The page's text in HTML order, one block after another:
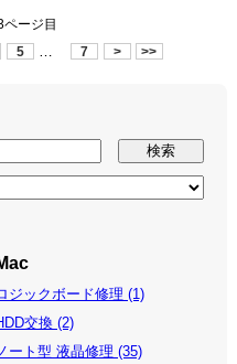
ージ目
5 … 7 > >>
ジックボード修理 (1)
交換 (2)
ノート型 液晶修理 (35)